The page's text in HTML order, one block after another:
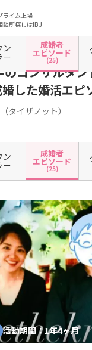
ライム上場
談所探しはIBJ
所 東京都渋谷区 Tie the
のコンサルタ
した婚活エピ
タイザノット）
ン
ー
成婚者
エピソード
(25)
ン
ー
成婚者
エピソード
(25)
活動期間：1年4ヶ月